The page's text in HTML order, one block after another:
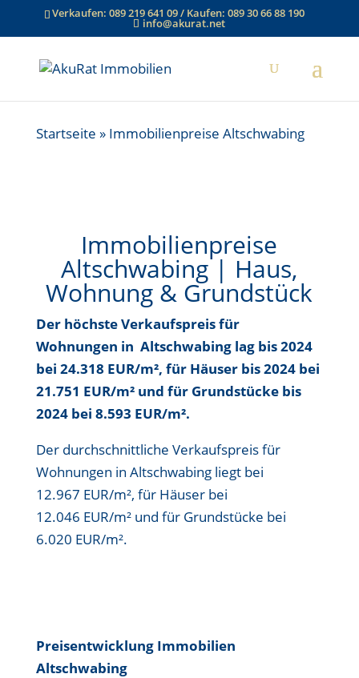
Verkaufen: 089 219 641 09/ Kaufen: 089 30 66 88 190
info@akurat.net
Startseite » Immobilienpreise Altschwabing
Immobilienpreise
Altschwabing | Haus,
Wohnung & Grundstück
Der höchste Verkaufspreis für
Wohnungen in Altschwabing lag bis2024
bei 24.318 EUR/m², für Häuser bis2024 bei
21.751 EUR/m²und für Grundstücke bis
2024 bei 8.593 EUR/m².
Der durchschnittliche Verkaufspreis für
Wohnungen in Altschwabing liegt bei
12.967 EUR/m², für Häuser bei
12.046 EUR/m²und für Grundstücke bei
6.020 EUR/m².
Preisentwicklung Immobilien
Altschwabing